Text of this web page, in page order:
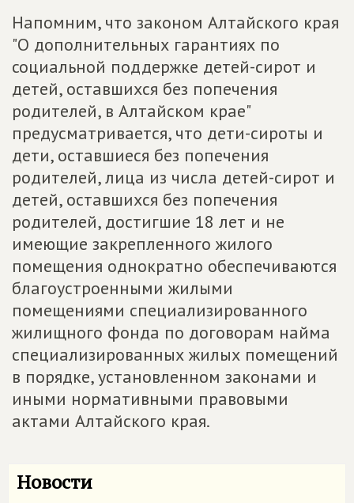
Напомним, что законом Алтайского края
"О дополнительных гарантиях по
социальной поддержке детей-сирот и
детей, оставшихся без попечения
родителей, в Алтайском крае"
предусматривается, что дети-сироты и
дети, оставшиеся без попечения
родителей, лица из числа детей-сирот и
детей, оставшихся без попечения
родителей, достигшие 18 лет и не
имеющие закрепленного жилого
помещения однократно обеспечиваются
благоустроенными жилыми
помещениями специализированного
жилищного фонда по договорам найма
специализированных жилых помещений
в порядке, установленном законами и
иными нормативными правовыми
актами Алтайского края.
Новости